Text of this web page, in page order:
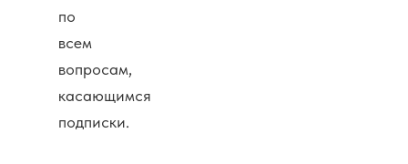
по
всем
вопросам,
касающимся
подписки.